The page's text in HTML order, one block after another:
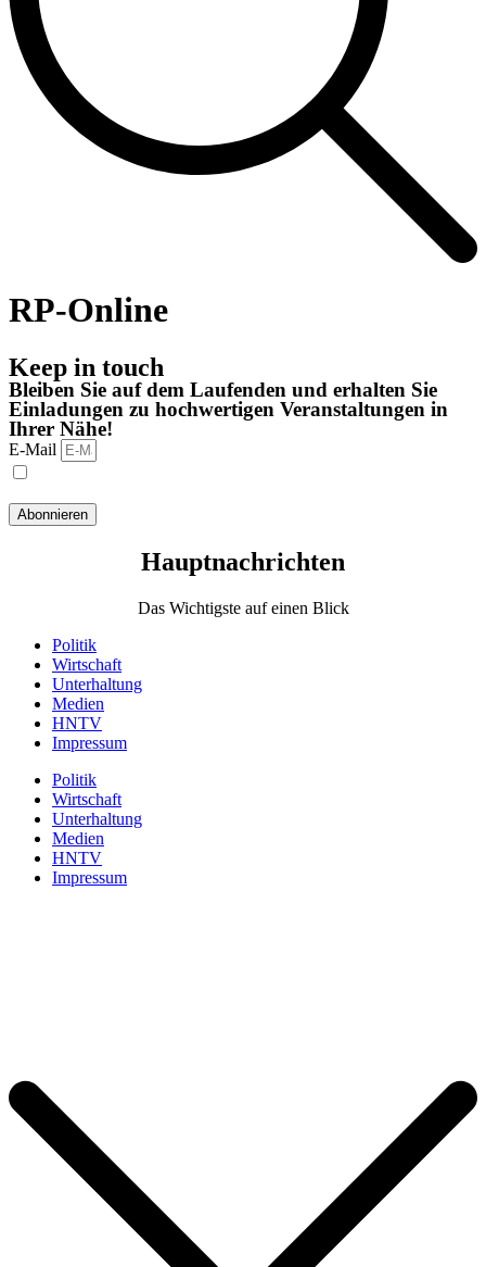
RP-Online
Keep in touch
Bleiben Sie auf dem Laufenden und erhalten Sie
Einladungen zu hochwertigen Veranstaltungen in
Ihrer Nähe!
E-Mail
Abonnieren
Hauptnachrichten​
Das Wichtigste auf einen Blick
Politik
Wirtschaft
Unterhaltung
Medien
HNTV
Impressum
Politik
Wirtschaft
Unterhaltung
Medien
HNTV
Impressum